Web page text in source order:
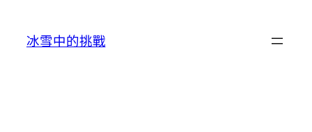
冰雪中的挑戰